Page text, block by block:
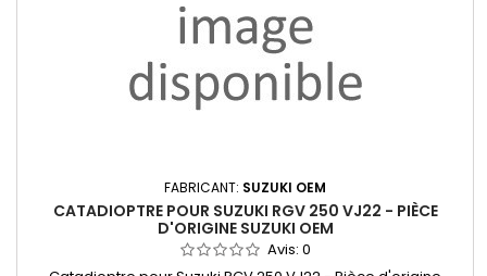
FABRICANT: SUZUKI OEM
CATADIOPTRE POUR SUZUKI RGV 250 VJ22 - PIÈCE
D'ORIGINE SUZUKI OEM
Avis: 0